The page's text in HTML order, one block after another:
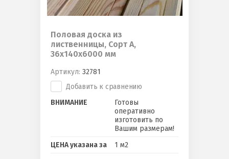
Половая доска из
лиственницы, Сорт А,
36х140х6000 мм
Артикул: 32781
Добавить к сравнению
ВНИМАНИЕ
Готовы
оперативно
изготовить по
Вашим размерам!
ЦЕНА указана за
1 м2